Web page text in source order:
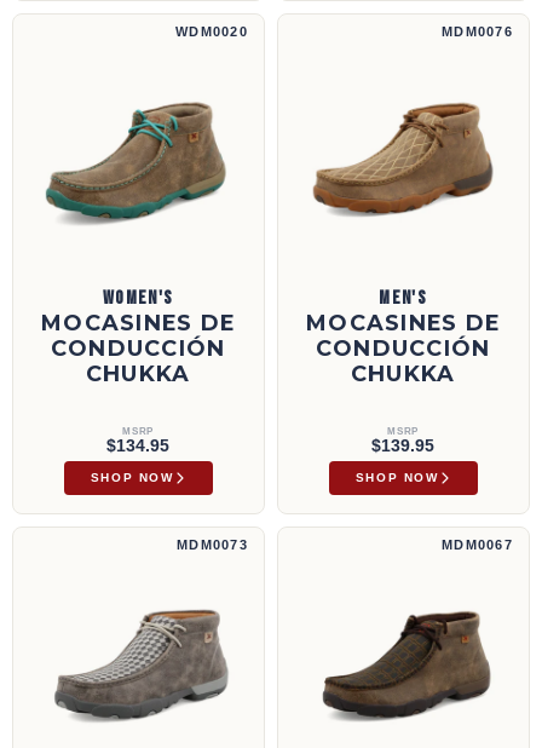
Mocasines de conducción Chukka | WDM0020
WDM0020
WOMEN'S
MOCASINES DE
CONDUCCIÓN
CHUKKA
MSRP
$134.95
SHOP NOW
Mocasines de conducción Chukka |
MDM0076
MEN'S
MOCASINES DE
CONDUCCIÓN
CHUKKA
MSRP
$139.95
SHOP NOW
Mocasines de conducción Chukka | MDM0073
MDM0073
Mocasines de conducción Chukka |
MDM0067